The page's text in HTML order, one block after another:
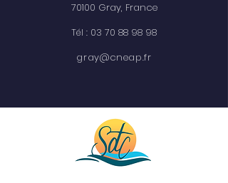
70100 Gray, France
Tél : 03 70 88 98 98
gray@cneap.fr